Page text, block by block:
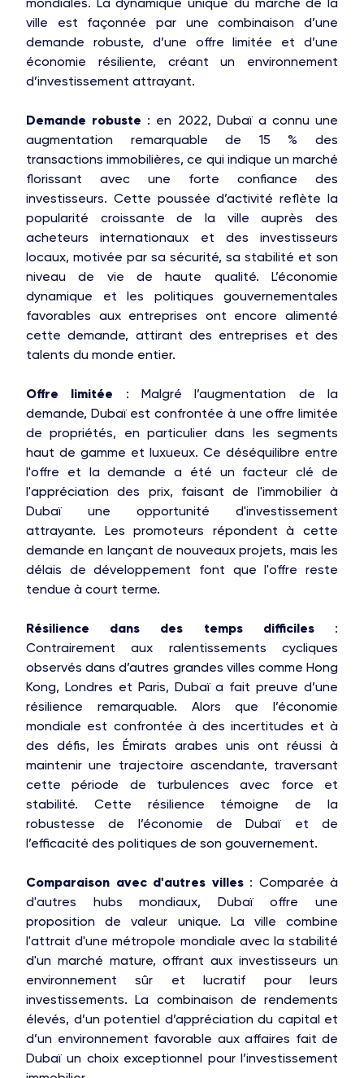
ville est façonnée par une combinaison d’une
demande robuste, d’une offre limitée et d’une
économie résiliente, créant un environnement
d’investissement attrayant.
Demande robuste : en 2022, Dubaï a connu une
augmentation remarquable de 15 % des
transactions immobilières, ce qui indique un marché
florissant avec une forte confiance des
investisseurs. Cette poussée d’activité reflète la
popularité croissante de la ville auprès des
acheteurs internationaux et des investisseurs
locaux, motivée par sa sécurité, sa stabilité et son
niveau de vie de haute qualité. L’économie
dynamique et les politiques gouvernementales
favorables aux entreprises ont encore alimenté
cette demande, attirant des entreprises et des
talents du monde entier.
Offre limitée : Malgré l’augmentation de la
demande, Dubaï est confrontée à une offre limitée
de propriétés, en particulier dans les segments
haut de gamme et luxueux. Ce déséquilibre entre
l'offre et la demande a été un facteur clé de
l'appréciation des prix, faisant de l'immobilier à
Dubaï une opportunité d'investissement
attrayante. Les promoteurs répondent à cette
demande en lançant de nouveaux projets, mais les
délais de développement font que l'offre reste
tendue à court terme.
Résilience dans des temps difficiles:
Contrairement aux ralentissements cycliques
observés dans d’autres grandes villes comme Hong
Kong, Londres et Paris, Dubaï a fait preuve d’une
résilience remarquable. Alors que l’économie
mondiale est confrontée à des incertitudes et à
des défis, les Émirats arabes unis ont réussi à
maintenir une trajectoire ascendante, traversant
cette période de turbulences avec force et
stabilité. Cette résilience témoigne de la
robustesse de l’économie de Dubaï et de
l’efficacité des politiques de son gouvernement.
Comparaison avec d'autres villes: Comparée à
d'autres hubs mondiaux, Dubaï offre une
proposition de valeur unique. La ville combine
l'attrait d'une métropole mondiale avec la stabilité
d'un marché mature, offrant aux investisseurs un
environnement sûr et lucratif pour leurs
investissements. La combinaison de rendements
élevés, d’un potentiel d’appréciation du capital et
d’un environnement favorable aux affaires fait de
Dubaï un choix exceptionnel pour l’investissement